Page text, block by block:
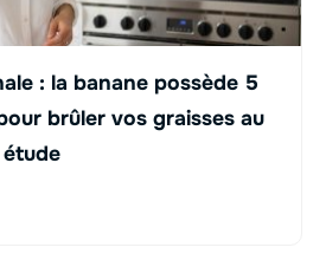
: la banane possède 5
brûler vos graisses au